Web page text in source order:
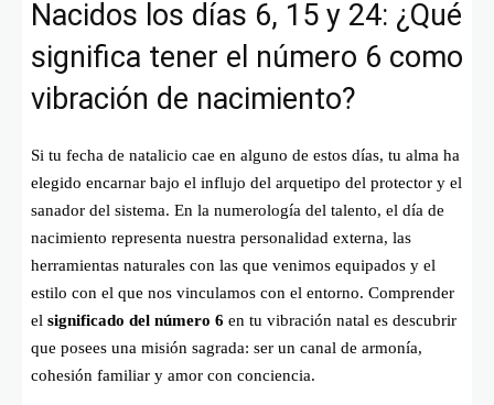
Nacidos los días 6, 15 y 24: ¿Qué
significa tener el número 6 como
vibración de nacimiento?
Si tu fecha de natalicio cae en alguno de estos días, tu alma ha
elegido encarnar bajo el influjo del arquetipo del protector y el
sanador del sistema. En la numerología del talento, el día de
nacimiento representa nuestra personalidad externa, las
herramientas naturales con las que venimos equipados y el
estilo con el que nos vinculamos con el entorno. Comprender
el significado del número 6 en tu vibración natal es descubrir
que posees una misión sagrada: ser un canal de armonía,
cohesión familiar y amor con conciencia.